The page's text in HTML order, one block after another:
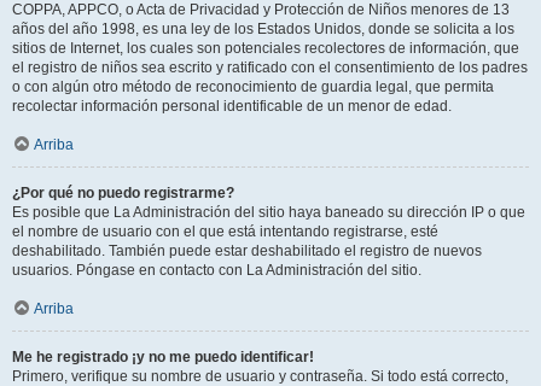
COPPA, APPCO, o Acta de Privacidad y Protección de Niños menores de 13
años del año 1998, es una ley de los Estados Unidos, donde se solicita a los
sitios de Internet, los cuales son potenciales recolectores de información, que
el registro de niños sea escrito y ratificado con el consentimiento de los padres
o con algún otro método de reconocimiento de guardia legal, que permita
recolectar información personal identificable de un menor de edad.
Arriba
¿Por qué no puedo registrarme?
Es posible que La Administración del sitio haya baneado su dirección IP o que
el nombre de usuario con el que está intentando registrarse, esté
deshabilitado. También puede estar deshabilitado el registro de nuevos
usuarios. Póngase en contacto con La Administración del sitio.
Arriba
Me he registrado ¡y no me puedo identificar!
Primero, verifique su nombre de usuario y contraseña. Si todo está correcto,